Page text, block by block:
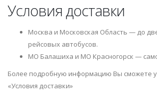
Условия доставки
Москва и Московская Область — до
рейсовых автобусов.
МО Балашиха и МО Красногорск —
Более подробную информацию Вы сможете
«Условия доставки»